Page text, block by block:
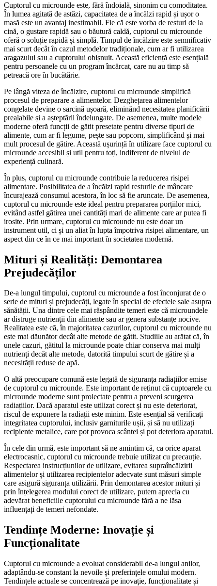
Cuptorul cu microunde este, fără îndoială, sinonim cu comoditatea.
În lumea agitată de astăzi, capacitatea de a încălzi rapid și ușor o
masă este un avantaj inestimabil. Fie că este vorba de resturi de la
cină, o gustare rapidă sau o băutură caldă, cuptorul cu microunde
oferă o soluție rapidă și simplă. Timpul de încălzire este semnificativ
mai scurt decât în cazul metodelor tradiționale, cum ar fi utilizarea
aragazului sau a cuptorului obișnuit. Această eficiență este esențială
pentru persoanele cu un program încărcat, care nu au timp să
petreacă ore în bucătărie.
Pe lângă viteza de încălzire, cuptorul cu microunde simplifică
procesul de preparare a alimentelor. Dezghețarea alimentelor
congelate devine o sarcină ușoară, eliminând necesitatea planificării
prealabile și a așteptării îndelungate. De asemenea, multe modele
moderne oferă funcții de gătit presetate pentru diverse tipuri de
alimente, cum ar fi legume, pește sau popcorn, simplificând și mai
mult procesul de gătire. Această ușurință în utilizare face cuptorul cu
microunde accesibil și util pentru toți, indiferent de nivelul de
experiență culinară.
În plus, cuptorul cu microunde contribuie la reducerea risipei
alimentare. Posibilitatea de a încălzi rapid resturile de mâncare
încurajează consumul acestora, în loc să fie aruncate. De asemenea,
cuptorul cu microunde este ideal pentru prepararea porțiilor mici,
evitând astfel gătirea unei cantități mari de alimente care ar putea fi
irosite. Prin urmare, cuptorul cu microunde nu este doar un
instrument util, ci și un aliat în lupta împotriva risipei alimentare, un
aspect din ce în ce mai important în societatea modernă.
Mituri și Realități: Demontarea
Prejudecăților
De-a lungul timpului, cuptorul cu microunde a fost înconjurat de o
serie de mituri și prejudecăți, legate în special de efectele sale asupra
sănătății. Una dintre cele mai răspândite temeri este că microundele
ar distruge nutrienții din alimente sau ar genera substanțe nocive.
Realitatea este că, în majoritatea cazurilor, cuptorul cu microunde nu
este mai dăunător decât alte metode de gătit. Studiile au arătat că, în
unele cazuri, gătitul la microunde poate chiar conserva mai mulți
nutrienți decât alte metode, datorită timpului scurt de gătire și a
necesității reduse de apă.
O altă preocupare comună este legată de siguranța radiațiilor emise
de cuptorul cu microunde. Este important de reținut că cuptoarele cu
microunde moderne sunt proiectate pentru a preveni scurgerea
radiațiilor. Dacă aparatul este utilizat corect și nu este deteriorat,
riscul de expunere la radiații este minim. Este esențial să verificați
integritatea cuptorului, inclusiv garniturile ușii, și să nu utilizați
recipiente metalice, care pot provoca scântei și pot deteriora aparatul.
În cele din urmă, este important să ne amintim că, ca orice aparat
electrocasnic, cuptorul cu microunde trebuie utilizat cu precauție.
Respectarea instrucțiunilor de utilizare, evitarea supraîncălzirii
alimentelor și utilizarea recipientelor adecvate sunt măsuri simple
care asigură siguranța utilizării. Prin demontarea acestor mituri și
prin înțelegerea modului corect de utilizare, putem aprecia cu
adevărat beneficiile cuptorului cu microunde fără a ne lăsa
influențați de temeri nefondate.
Tendințe Moderne: Inovație și
Funcționalitate
Cuptorul cu microunde a evoluat considerabil de-a lungul anilor,
adaptându-se constant la nevoile și preferințele omului modern.
Tendințele actuale se concentrează pe inovație, funcționalitate și